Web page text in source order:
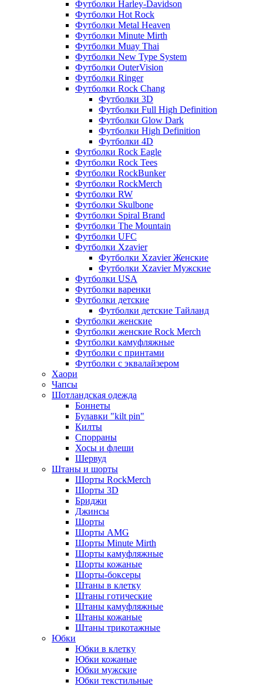
Футболки Harley-Davidson
Футболки Hot Rock
Футболки Metal Heaven
Футболки Minute Mirth
Футболки Muay Thai
Футболки New Type System
Футболки OuterVision
Футболки Ringer
Футболки Rock Chang
Футболки 3D
Футболки Full High Definition
Футболки Glow Dark
Футболки High Definition
Футболки 4D
Футболки Rock Eagle
Футболки Rock Tees
Футболки RockBunker
Футболки RockMerch
Футболки RW
Футболки Skulbone
Футболки Spiral Brand
Футболки The Mountain
Футболки UFC
Футболки Xzavier
Футболки Xzavier Женские
Футболки Xzavier Мужские
Футболки USA
Футболки варенки
Футболки детские
Футболки детские Тайланд
Футболки женские
Футболки женские Rock Merch
Футболки камуфляжные
Футболки с принтами
Футболки с эквалайзером
Хаори
Чапсы
Шотландская одежда
Боннеты
Булавки "kilt pin"
Килты
Спорраны
Хосы и флеши
Шервуд
Штаны и шорты
Шорты RockMerch
Шорты 3D
Бриджи
Джинсы
Шорты
Шорты AMG
Шорты Minute Mirth
Шорты камуфляжные
Шорты кожаные
Шорты-боксеры
Штаны в клетку
Штаны готические
Штаны камуфляжные
Штаны кожаные
Штаны трикотажные
Юбки
Юбки в клетку
Юбки кожаные
Юбки мужские
Юбки текстильные